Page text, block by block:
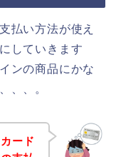
払い方法が使え
していきます
ンの商品にかな
、、。
ード